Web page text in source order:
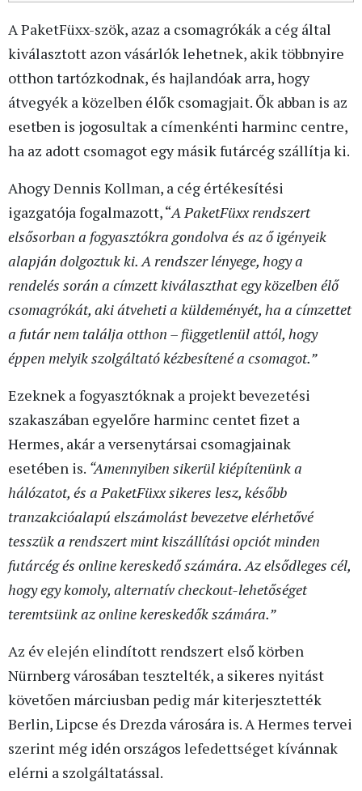
A PaketFüxx-szök, azaz a csomagrókák a cég által
kiválasztott azon vásárlók lehetnek, akik többnyire
otthon tartózkodnak, és hajlandóak arra, hogy
átvegyék a közelben élők csomagjait. Ők abban is az
esetben is jogosultak a címenkénti harminc centre,
ha az adott csomagot egy másik futárcég szállítja ki.
Ahogy Dennis Kollman, a cég értékesítési
igazgatója fogalmazott, “A PaketFüxx rendszert
elsősorban a fogyasztókra gondolva és az ő igényeik
alapján dolgoztuk ki. A rendszer lényege, hogy a
rendelés során a címzett kiválaszthat egy közelben élő
csomagrókát, aki átveheti a küldeményét, ha a címzettet
a futár nem találja otthon – függetlenül attól, hogy
éppen melyik szolgáltató kézbesítené a csomagot.”
Ezeknek a fogyasztóknak a projekt bevezetési
szakaszában egyelőre harminc centet fizet a
Hermes, akár a versenytársai csomagjainak
esetében is. “Amennyiben sikerül kiépítenünk a
hálózatot, és a PaketFüxx sikeres lesz, később
tranzakcióalapú elszámolást bevezetve elérhetővé
tesszük a rendszert mint kiszállítási opciót minden
futárcég és online kereskedő számára. Az elsődleges cél,
hogy egy komoly, alternatív checkout-lehetőséget
teremtsünk az online kereskedők számára.”
Az év elején elindított rendszert első körben
Nürnberg városában tesztelték, a sikeres nyitást
követően márciusban pedig már kiterjesztették
Berlin, Lipcse és Drezda városára is. A Hermes tervei
szerint még idén országos lefedettséget kívánnak
elérni a szolgáltatással.